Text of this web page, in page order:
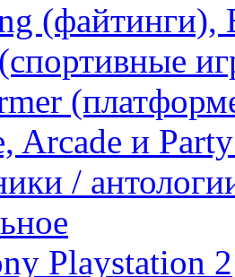
(файтинги),
Arcade и
/
Playstation 2